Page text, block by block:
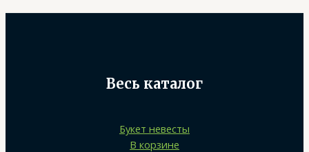
Весь каталог
Букет невесты
В корзине